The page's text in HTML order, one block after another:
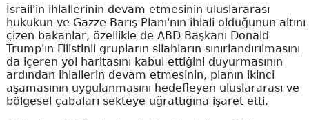
İsrail'in ihlallerinin devam etmesinin uluslararası
hukukun ve Gazze Barış Planı'nın ihlali olduğunun altını
çizen bakanlar, özellikle de ABD Başkanı Donald
Trump'ın Filistinli grupların silahların sınırlandırılmasını
da içeren yol haritasını kabul ettiğini duyurmasının
ardından ihlallerin devam etmesinin, planın ikinci
aşamasının uygulanmasını hedefleyen uluslararası ve
bölgesel çabaları sekteye uğrattığına işaret etti.